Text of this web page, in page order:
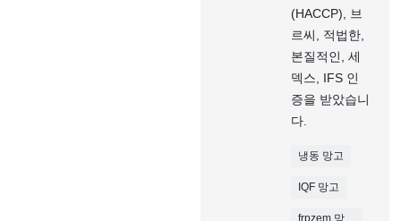
(HACCP), 브
르씨, 적법한,
본질적인, 세
덱스, IFS 인
증을 받았습니
다.
냉동 망고
IQF 망고
frpzem 망